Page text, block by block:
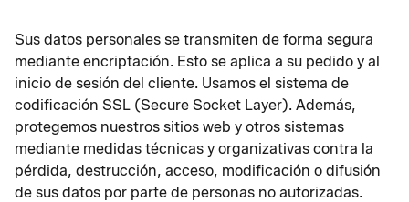
Sus datos personales se transmiten de forma segura
mediante encriptación. Esto se aplica a su pedido y al
inicio de sesión del cliente. Usamos el sistema de
codificación SSL (Secure Socket Layer). Además,
protegemos nuestros sitios web y otros sistemas
mediante medidas técnicas y organizativas contra la
pérdida, destrucción, acceso, modificación o difusión
de sus datos por parte de personas no autorizadas.